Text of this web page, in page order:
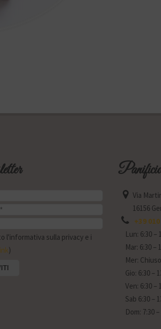
l'informativa sulla privacy e i
)
Via
16156
+39
Lun: 6:30 –
Mar: 6:30 –
Mer: Chiuso
Gio: 6:30 –
Ven: 6:30 –
Sab 6:30 –
Dom: 7:30